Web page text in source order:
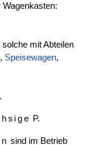
mit Abteilen
, Speisewagen,
P.
sind im Betrieb